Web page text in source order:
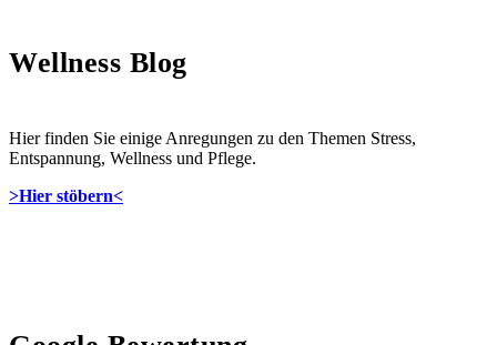
Wellness Blog
Hier finden Sie einige Anregungen zu den Themen Stress,
Entspannung, Wellness und Pflege.
>Hier stöbern<